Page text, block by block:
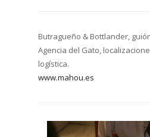
Butragueño & Bottlander,
Agencia del Gato,
logística.
www.mahou.es